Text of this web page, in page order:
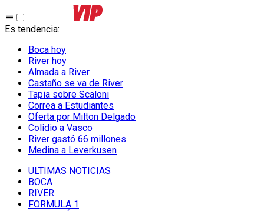
Es tendencia:
Boca hoy
River hoy
Almada a River
Castaño se va de River
Tapia sobre Scaloni
Correa a Estudiantes
Oferta por Milton Delgado
Colidio a Vasco
River gastó 66 millones
Medina a Leverkusen
ULTIMAS NOTICIAS
BOCA
RIVER
FORMULA 1